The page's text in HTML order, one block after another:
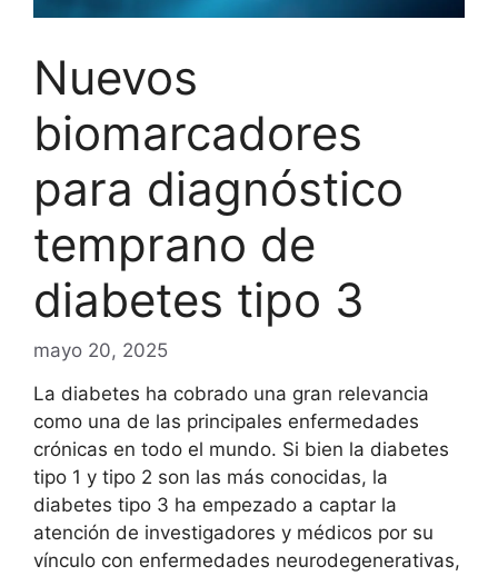
Nuevos
biomarcadores
para diagnóstico
temprano de
diabetes tipo 3
mayo 20, 2025
La diabetes ha cobrado una gran relevancia
como una de las principales enfermedades
crónicas en todo el mundo. Si bien la diabetes
tipo 1 y tipo 2 son las más conocidas, la
diabetes tipo 3 ha empezado a captar la
atención de investigadores y médicos por su
vínculo con enfermedades neurodegenerativas,